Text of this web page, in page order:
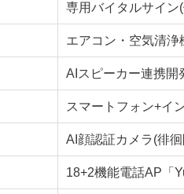
専用バイタルサイン
エアコン・空気清
AIスピーカー連携開
スマートフォン+イ
AI顔認証カメラ(徘
18+2機能電話AP「